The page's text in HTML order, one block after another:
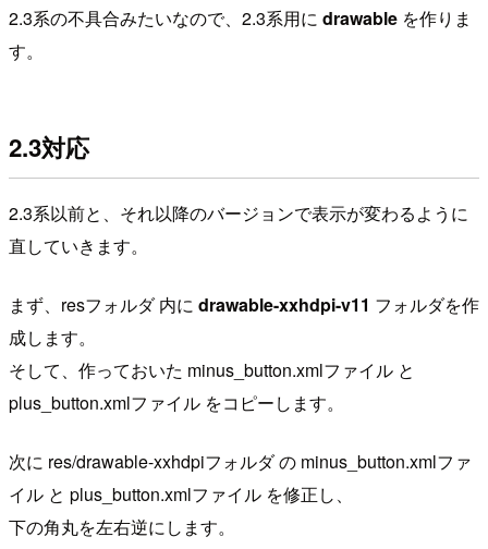
2.3系の不具合みたいなので、2.3系用に drawable を作りま
す。
2.3対応
2.3系以前と、それ以降のバージョンで表示が変わるように
直していきます。
まず、resフォルダ 内に drawable-xxhdpi-v11 フォルダを作
成します。
そして、作っておいた minus_button.xmlファイル と
plus_button.xmlファイル をコピーします。
次に res/drawable-xxhdpiフォルダ の minus_button.xmlファ
イル と plus_button.xmlファイル を修正し、
下の角丸を左右逆にします。